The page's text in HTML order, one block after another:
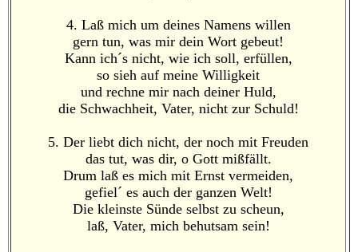
4. Laß mich um deines Namens willen
gern tun, was mir dein Wort gebeut!
Kann ich´s nicht, wie ich soll, erfüllen,
so sieh auf meine Willigkeit
und rechne mir nach deiner Huld,
die Schwachheit, Vater, nicht zur Schuld!
5. Der liebt dich nicht, der noch mit Freuden
das tut, was dir, o Gott mißfällt.
Drum laß es mich mit Ernst vermeiden,
gefiel´ es auch der ganzen Welt!
Die kleinste Sünde selbst zu scheun,
laß, Vater, mich behutsam sein!